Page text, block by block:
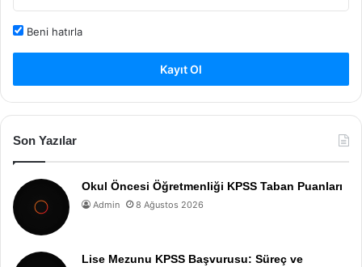
Beni hatırla
Kayıt Ol
Son Yazılar
Okul Öncesi Öğretmenliği KPSS Taban Puanları
Admin 8 Ağustos 2026
Lise Mezunu KPSS Başvurusu: Süreç ve